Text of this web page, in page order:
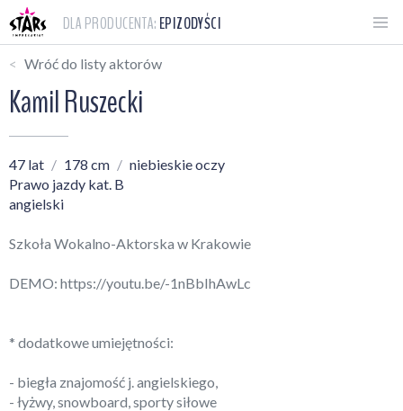
DLA PRODUCENTA: EPIZODYŚCI
Wróć do listy aktorów
Kamil Ruszecki
47 lat 178 cm
niebieskie oczy
Prawo jazdy kat. B
angielski
Szkoła Wokalno-Aktorska w Krakowie
DEMO: https://youtu.be/-1nBbIhAwLc
* dodatkowe umiejętności:
- biegła znajomość j. angielskiego,
- łyżwy, snowboard, sporty siłowe